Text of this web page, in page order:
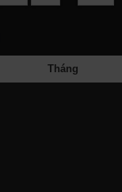
Tháng